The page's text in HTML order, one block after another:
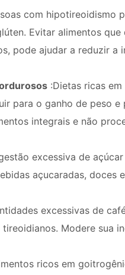
com hipotireoidismo
Evitar alimentos
pode ajudar a reduzir a
:Dietas ricas
para o ganho de peso
integrais e não
excessiva de
açucaradas, doces
excessivas de
Modere sua
ricos em